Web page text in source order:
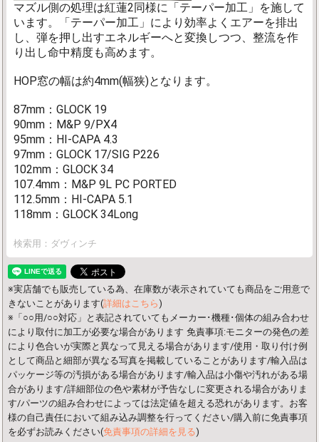
マズル側の処理は紅蓮2同様に「テーパー加工」を施して
います。「テーパー加工」により効率よくエアーを排出
し、弾を押し出すエネルギーへと変換しつつ、整流を作
り出し命中精度も高めます。
HOP窓の幅は約4mm(幅狭)となります。
87mm：GLOCK 19
90mm：M&P 9/PX4
95mm：HI-CAPA 4.3
97mm：GLOCK 17/SIG P226
102mm：GLOCK 34
107.4mm：M&P 9L PC PORTED
112.5mm：HI-CAPA 5.1
118mm：GLOCK 34Long
検索用：ダヴィンチ
※実店舗でも販売している為、在庫数が表示されていても商品をご用意で
きないことがあります(詳細はこちら)
※「○○用/○○対応」と表記されていてもメーカー･機種･個体の組み合わせ
により取付に加工が必要な場合があります 免責事項:モニターの発色の差
により色合いが実際と異なって見える場合があります/使用・取り付け例
として商品と細部が異なる写真を掲載していることがあります/輸入品は
パッケージ等の汚損がある場合があります/輸入品は小傷や汚れがある場
合があります/詳細部位の色や素材が予告なしに変更される場合がありま
す/パーツの組み合わせによっては法定値を超える恐れがあります。お客
様の自己責任において組み込み調整を行ってください/購入前に免責事項
を必ずお読みください(免責事項の詳細を見る)